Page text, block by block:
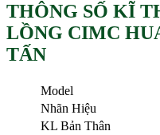
THÔNG SỐ KĨ
LỒNG CIMC
TẤN
Model
Nhãn Hiệu
KL Bản Thân